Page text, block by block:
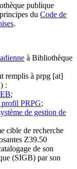
publique
du Code de
.
à Bibliothèque
remplis à prpg [at]
:
;
profil PRPG;
de gestion de
cible de recherche
Z39.50
de son
(SIGB) par son